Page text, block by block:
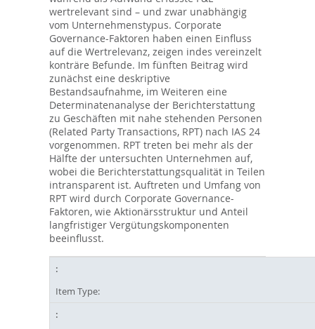
wertrelevant sind – und zwar unabhängig
vom Unternehmenstypus. Corporate
Governance-Faktoren haben einen Einfluss
auf die Wertrelevanz, zeigen indes vereinzelt
konträre Befunde. Im fünften Beitrag wird
zunächst eine deskriptive
Bestandsaufnahme, im Weiteren eine
Determinatenanalyse der Berichterstattung
zu Geschäften mit nahe stehenden Personen
(Related Party Transactions, RPT) nach IAS 24
vorgenommen. RPT treten bei mehr als der
Hälfte der untersuchten Unternehmen auf,
wobei die Berichterstattungsqualität in Teilen
intransparent ist. Auftreten und Umfang von
RPT wird durch Corporate Governance-
Faktoren, wie Aktionärsstruktur und Anteil
langfristiger Vergütungskomponenten
beeinflusst.
Item Type: